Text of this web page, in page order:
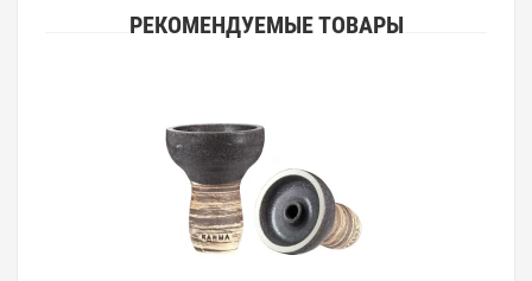
РЕКОМЕНДУЕМЫЕ ТОВАРЫ